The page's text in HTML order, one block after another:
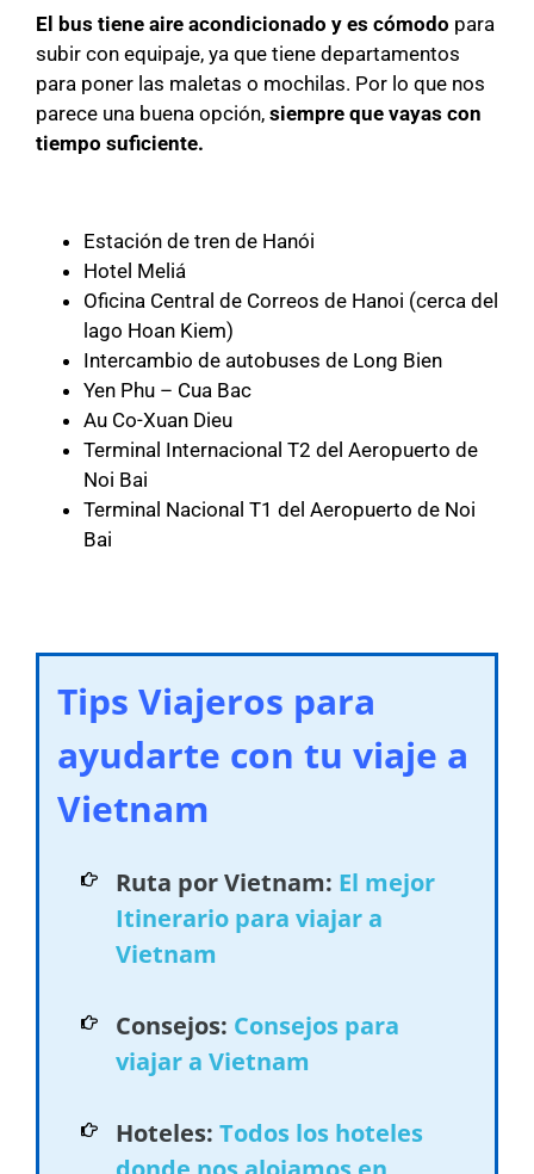
El bus tiene aire acondicionado y es cómodo para
subir con equipaje, ya que tiene departamentos
para poner las maletas o mochilas. Por lo que nos
parece una buena opción, siempre que vayas con
tiempo suficiente.
Estación de tren de Hanói
Hotel Meliá
Oficina Central de Correos de Hanoi (cerca del
lago Hoan Kiem)
Intercambio de autobuses de Long Bien
Yen Phu – Cua Bac
Au Co-Xuan Dieu
Terminal Internacional T2 del Aeropuerto de
Noi Bai
Terminal Nacional T1 del Aeropuerto de Noi
Bai
Tips Viajeros para
ayudarte con tu viaje a
Vietnam
Ruta por Vietnam: El mejor
Itinerario para viajar a
Vietnam
Consejos: Consejos para
viajar a Vietnam
Hoteles: Todos los hoteles